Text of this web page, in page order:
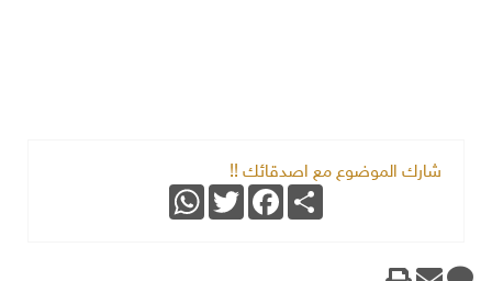
شارك الموضوع مع اصدقائك !!
Share
Facebook
Twitter
WhatsApp